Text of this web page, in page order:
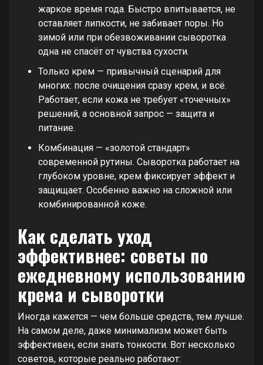
жаркое время года. Быстро впитывается, не
оставляет липкости, не забивает поры. Но
зимой или при обезвоживании сыворотка
одна не спасёт от чувства сухости.
Только крем — привычный сценарий для
многих: после очищения сразу крем, и всё.
Работает, если кожа не требует «точечных»
решений, а основной запрос — защита и
питание.
Комбинация — «золотой стандарт»
современной рутины. Сыворотка работает на
глубоком уровне, крем фиксирует эффект и
защищает. Особенно важно на сложной или
комбинированной коже.
Как сделать уход
эффективнее: советы по
ежедневному использованию
крема и сыворотки
Иногда кажется — чем больше средств, тем лучше.
На самом деле, даже минимализм может быть
эффективен, если знать тонкости. Вот несколько
советов, которые реально работают: